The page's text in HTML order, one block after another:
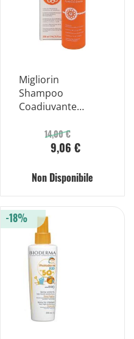
Migliorin
Shampoo
Coadiuvante
14,00 €
9,06 €
Non Disponibile
-18%